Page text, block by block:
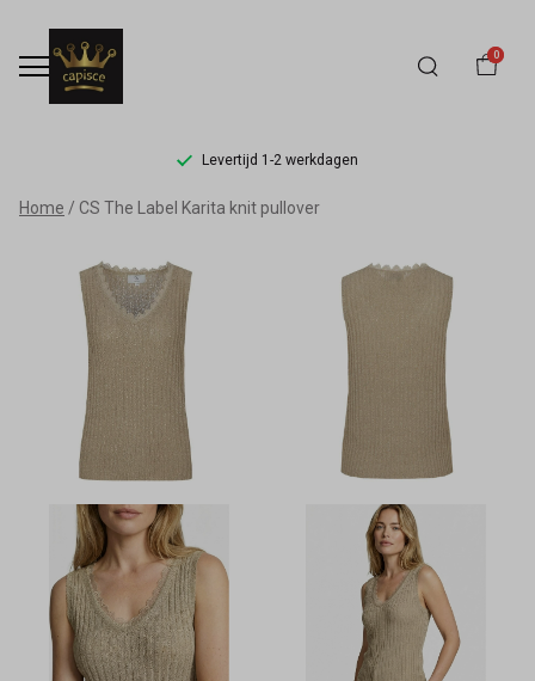
0
Levertijd 1-2 werkdagen
CS
The
Label
Karita
pullover
Capisce
Mode
Home CS The Label Karita knit pullover